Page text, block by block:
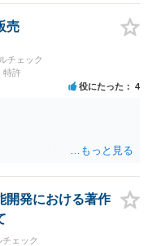
約の解除には、必要に応
られています。） ただ、
きない」といった趣旨の
ても、ご縁がなかったと
す。
売
チェック
特許
役にたった 4
開発における著作
ェック